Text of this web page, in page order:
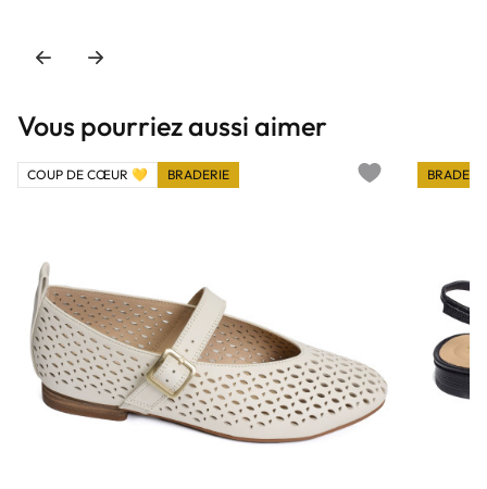
Vous pourriez aussi aimer
COUP DE CŒUR 💛 BRADERIE